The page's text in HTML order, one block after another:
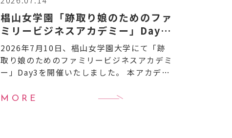
椙山女学園「跡取り娘のためのファ
ミリービジネスアカデミー」Day3
開催のお知らせ
2026年7月10日、椙山女学園大学にて「跡
取り娘のためのファミリービジネスアカデミ
ー」Day3を開催いたしました。 本アカデミ
継者（跡取り娘）や女性経営者を対象に、事
MORE